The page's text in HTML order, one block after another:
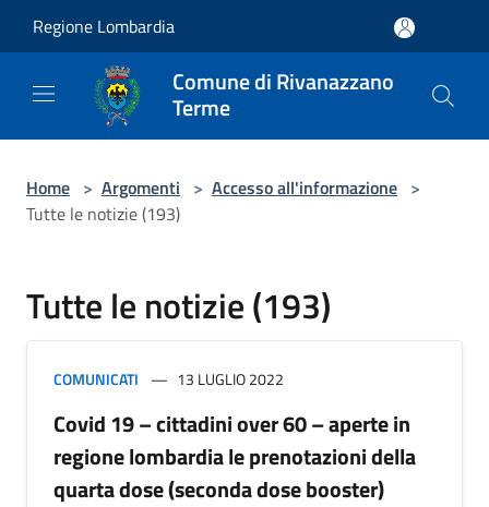
Regione Lombardia
Comune di Rivanazzano
Terme
Home > Argomenti > Accesso all'informazione >
Tutte le notizie (193)
Tutte le notizie (193)
COMUNICATI 13 LUGLIO 2022
Covid 19 – cittadini over 60 – aperte in
regione lombardia le prenotazioni della
quarta dose (seconda dose booster)